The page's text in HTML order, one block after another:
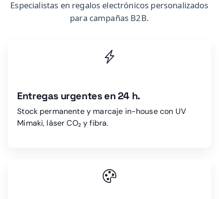
Especialistas en regalos electrónicos personalizados
para campañas B2B.
Entregas urgentes en 24 h.
Stock permanente y marcaje in-house con UV
Mimaki, láser CO₂ y fibra.